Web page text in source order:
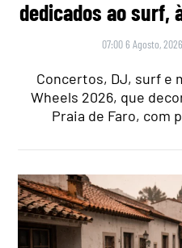
dedicados ao surf,
07:00 6 Agosto, 2026
Concertos, DJ, surf e
Wheels 2026, que
Praia de Faro, com